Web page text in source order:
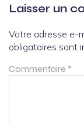
Laisser un
Votre adresse e-
obligatoires sont
Commentaire *